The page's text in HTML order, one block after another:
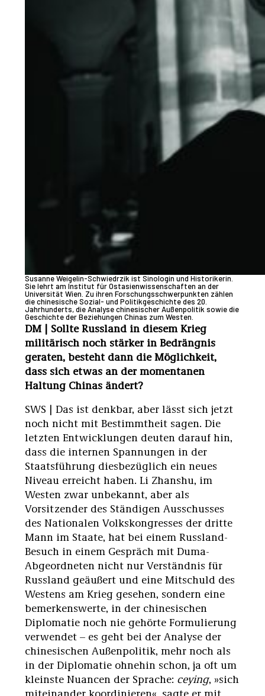
Susanne Weigelin-Schwiedrzik ist Sinologin und Historikerin.
Sie lehrt am Institut für Ostasienwissenschaften an der
Universität Wien. Zu ihren Forschungsschwerpunkten zählen
die chinesische Sozial- und Politikgeschichte des 20.
Jahrhunderts, die Analyse chinesischer Außenpolitik sowie die
Geschichte der Beziehungen Chinas zum Westen.
DM | Sollte Russland in diesem Krieg
militärisch noch stärker in Bedrängnis
geraten, besteht dann die Möglichkeit,
dass sich etwas an der momentanen
Haltung Chinas ändert?
SWS | Das ist denkbar, aber lässt sich jetzt
noch nicht mit Bestimmtheit sagen. Die
letzten Entwicklungen deuten darauf hin,
dass die internen Spannungen in der
Staatsführung diesbezüglich ein neues
Niveau erreicht haben. Li Zhanshu, im
Westen zwar unbekannt, aber als
Vorsitzender des Ständigen Ausschusses
des Nationalen Volkskongresses der dritte
Mann im Staate, hat bei einem Russland-
Besuch in einem Gespräch mit Duma-
Abgeordneten nicht nur Verständnis für
Russland geäußert und eine Mitschuld des
Westens am Krieg gesehen, sondern eine
bemerkenswerte, in der chinesischen
Diplomatie noch nie gehörte Formulierung
verwendet – es geht bei der Analyse der
chinesischen Außenpolitik, mehr noch als
in der Diplomatie ohnehin schon, ja oft um
kleinste Nuancen der Sprache: ceying, »sich
miteinander koordinieren«, sagte er mit